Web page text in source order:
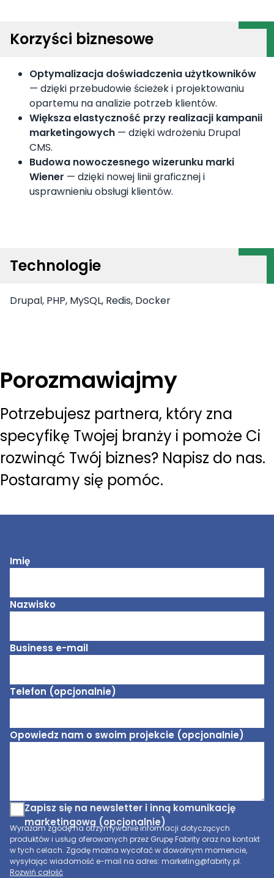
Korzyści biznesowe
Optymalizacja doświadczenia użytkowników
— dzięki przebudowie ścieżek i projektowaniu
opartemu na analizie potrzeb klientów.
Większa elastyczność przy realizacji kampanii
marketingowych — dzięki wdrożeniu Drupal
CMS.
Budowa nowoczesnego wizerunku marki
Wiener — dzięki nowej linii graficznej i
usprawnieniu obsługi klientów.
Technologie
Drupal, PHP, MySQL, Redis, Docker
Porozmawiajmy
Potrzebujesz partnera, który zna
specyfikę Twojej branży i pomoże Ci
rozwinąć Twój biznes? Napisz do nas.
Postaramy się pomóc.
Imię
Nazwisko
Business e-mail
Telefon (opcjonalnie)
Opowiedz nam o swoim projekcie (opcjonalnie)
Zapisz się na newsletter i inną komunikację
marketingową (opcjonalnie)
Wyrażam zgodę na otrzymywanie informacji dotyczących
produktów i usług oferowanych przez Grupę Fabrity oraz na kontakt
w tych celach. Zgodę można wycofać w dowolnym momencie,
wysyłając wiadomość e-mail na adres: marketing@fabrity.pl.
Rozwiń całość